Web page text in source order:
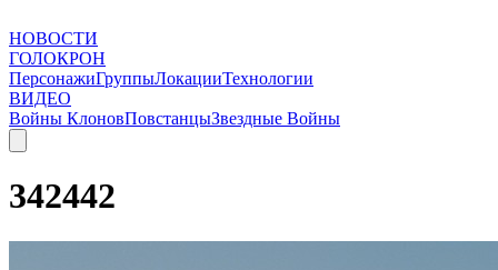
НОВОСТИ
ГОЛОКРОН
ПерсонажиГруппыЛокацииТехнологии
ВИДЕО
Войны КлоновПовстанцыЗвездные Войны
342442